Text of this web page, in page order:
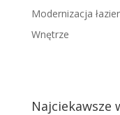
Modernizacja
Wnętrze
Najciekawsze